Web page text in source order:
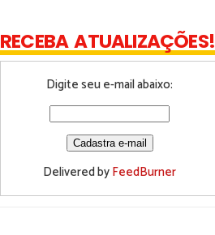
RECEBA ATUALIZAÇÕES!
Digite seu e-mail abaixo:
Delivered byFeedBurner